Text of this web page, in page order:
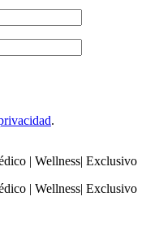
.
| Wellness| Exclusivo
| Wellness| Exclusivo